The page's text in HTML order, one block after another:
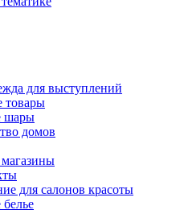
для выступлений
товары
шары
домов
для салонов красоты